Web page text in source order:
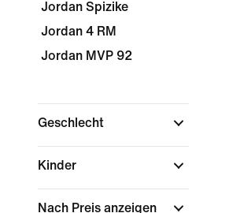
Jordan Spizike
Jordan 4 RM
Jordan MVP 92
Geschlecht
Kinder
Nach Preis anzeigen